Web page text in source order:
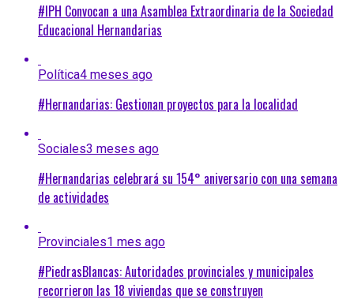
#IPH Convocan a una Asamblea Extraordinaria de la Sociedad
Educacional Hernandarias
Política4 meses ago
#Hernandarias: Gestionan proyectos para la localidad
Sociales3 meses ago
#Hernandarias celebrará su 154° aniversario con una semana
de actividades
Provinciales1 mes ago
#PiedrasBlancas: Autoridades provinciales y municipales
recorrieron las 18 viviendas que se construyen